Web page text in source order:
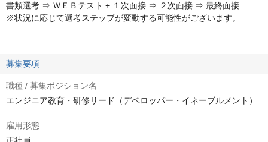
書類選考 ⇒ ＷＥＢテスト + １次面接 ⇒ ２次面接 ⇒ 最終面接
※状況に応じて選考ステップが変動する可能性がございます。
募集要項
職種 / 募集ポジション名
エンジニア教育・研修リード（デベロッパー・イネーブルメント）
雇用形態